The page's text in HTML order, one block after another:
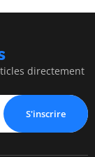
directement
S'inscrire